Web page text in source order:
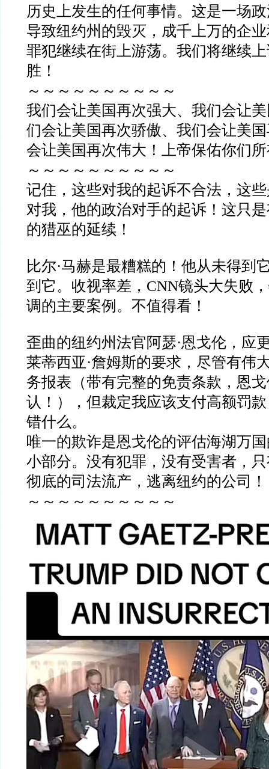
历史上发生的任何事情。这是一场
导致纽约州的毁灭，成千上万的企
罪犯继续在街上游荡。我们将继续
胜！
～～～～～～～～～～
我们会让美国再次强大、我们会让
们会让美国再次骄傲、我们会让美
会让美国再次伟大！上帝保佑你们
～～～～～～～～～～
记住，这些对我的起诉不合法，这
对我，他的政治对手的起诉！这只
的猎巫的延续！
比尔·马赫是最糟糕的！他从未得到
到它。收视率差，CNN镜头大失败
调的主要案例。不值得看！
歪曲的纽约州法官阿瑟·恩戈伦，应
莱蒂西亚·詹姆斯的要求，尽管有伟
务报表（带有完整的免责条款，恩
认！），但裁定我应该支付高额罚
错什么。
唯一的欺诈是恩戈伦的评估海湖万
小部分。没有犯罪，没有受害者，
彻底的司法流产，逃离纽约的公司！
～～～～～～～～～～